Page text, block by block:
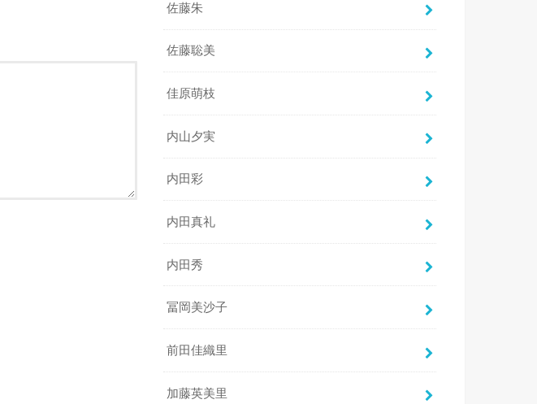
佐藤朱
佐藤聡美
佳原萌枝
内山夕実
内田彩
内田真礼
内田秀
冨岡美沙子
前田佳織里
加藤英美里